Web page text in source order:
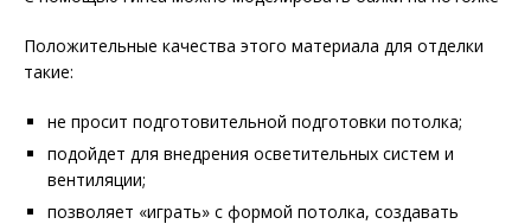
Положительные качества этого материала для отделки
такие:
не просит подготовительной подготовки потолка;
подойдет для внедрения осветительных систем и
вентиляции;
позволяет «играть» с формой потолка, создавать